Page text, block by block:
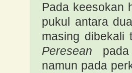
Pada keesokan
pukul antara
masing dibekali
Peresean pada
namun pada